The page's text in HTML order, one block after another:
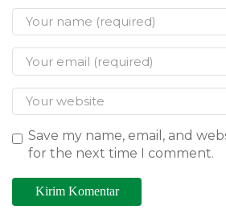
Save my name, email, and
for the next time I comment.